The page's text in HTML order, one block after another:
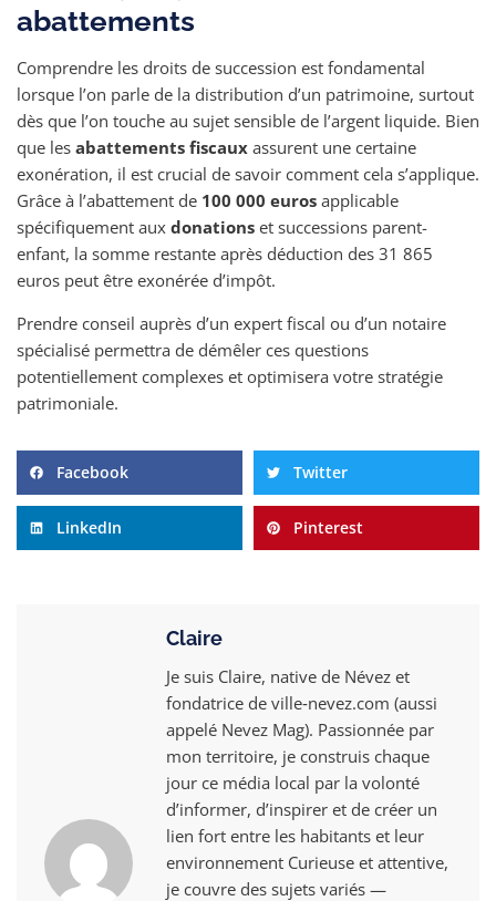
abattements
Comprendre les droits de succession est fondamental
lorsque l’on parle de la distribution d’un patrimoine, surtout
dès que l’on touche au sujet sensible de l’argent liquide. Bien
que les abattements fiscaux assurent une certaine
exonération, il est crucial de savoir comment cela s’applique.
Grâce à l’abattement de 100 000 euros applicable
spécifiquement aux donations et successions parent-
enfant, la somme restante après déduction des 31 865
euros peut être exonérée d’impôt.
Prendre conseil auprès d’un expert fiscal ou d’un notaire
spécialisé permettra de démêler ces questions
potentiellement complexes et optimisera votre stratégie
patrimoniale.
Facebook Twitter
LinkedIn Pinterest
Claire
Je suis Claire, native de Névez et
fondatrice de ville‑nevez.com (aussi
appelé Nevez Mag). Passionnée par
mon territoire, je construis chaque
jour ce média local par la volonté
d’informer, d’inspirer et de créer un
lien fort entre les habitants et leur
environnement Curieuse et attentive,
je couvre des sujets variés —